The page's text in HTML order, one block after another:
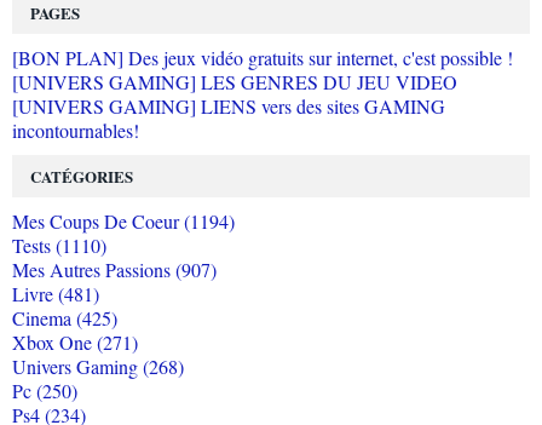
PAGES
[BON PLAN] Des jeux vidéo gratuits sur internet, c'est possible !
[UNIVERS GAMING] LES GENRES DU JEU VIDEO
[UNIVERS GAMING] LIENS vers des sites GAMING
incontournables!
CATÉGORIES
Mes Coups De Coeur (1194)
Tests (1110)
Mes Autres Passions (907)
Livre (481)
Cinema (425)
Xbox One (271)
Univers Gaming (268)
Pc (250)
Ps4 (234)